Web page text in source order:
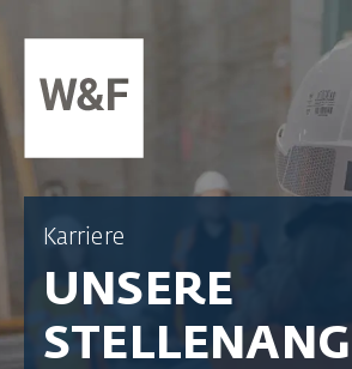
ZUM INHALT SPRINGEN
Karriere
UNSERE